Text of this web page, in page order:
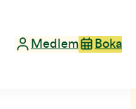
Medlem Boka